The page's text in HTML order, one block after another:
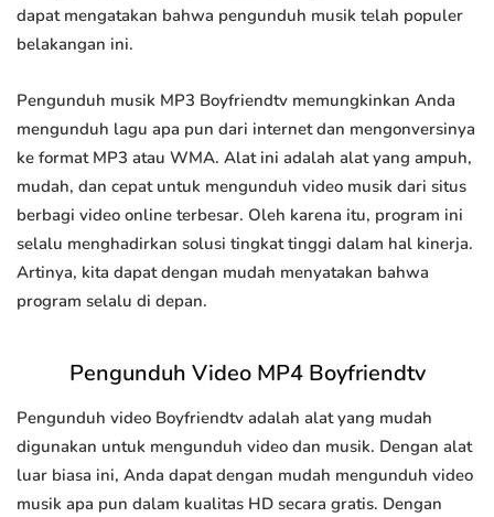
dapat mengatakan bahwa pengunduh musik telah populer
belakangan ini.
Pengunduh musik MP3 Boyfriendtv memungkinkan Anda
mengunduh lagu apa pun dari internet dan mengonversinya
ke format MP3 atau WMA. Alat ini adalah alat yang ampuh,
mudah, dan cepat untuk mengunduh video musik dari situs
berbagi video online terbesar. Oleh karena itu, program ini
selalu menghadirkan solusi tingkat tinggi dalam hal kinerja.
Artinya, kita dapat dengan mudah menyatakan bahwa
program selalu di depan.
Pengunduh Video MP4 Boyfriendtv
Pengunduh video Boyfriendtv adalah alat yang mudah
digunakan untuk mengunduh video dan musik. Dengan alat
luar biasa ini, Anda dapat dengan mudah mengunduh video
musik apa pun dalam kualitas HD secara gratis. Dengan